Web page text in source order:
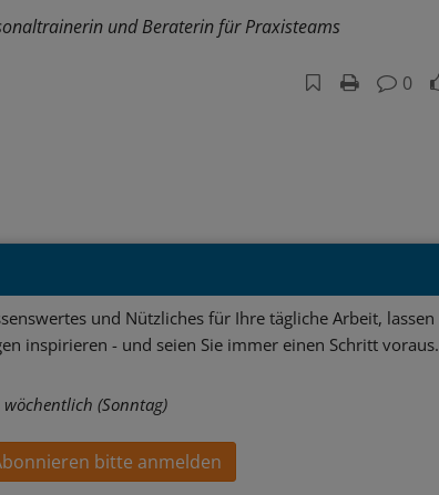
und Beraterin für Praxisteams
0
und Nützliches für Ihre tägliche Arbeit, lassen
inspirieren - und seien Sie immer einen Schritt voraus.
wöchentlich (Sonntag)
bitte anmelden